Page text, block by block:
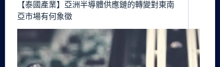
【泰國產業】亞洲半導體供應鏈的轉變對東南
亞市場有何象徵